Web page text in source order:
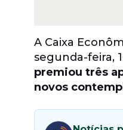
A Caixa
segunda-feira,
premiou três
novos